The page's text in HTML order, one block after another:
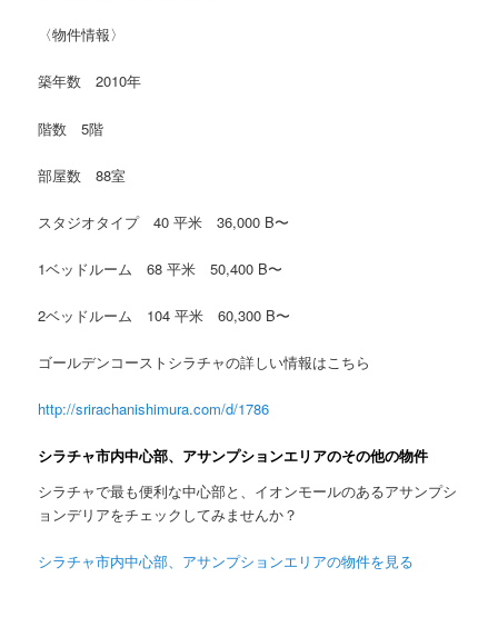
〈物件情報〉
築年数 2010年
階数 5階
部屋数 88室
スタジオタイプ 40 平米 36,000 B〜
1ベッドルーム 68 平米 50,400 B〜
2ベッドルーム 104 平米 60,300 B〜
ゴールデンコーストシラチャの詳しい情報はこちら
http://srirachanishimura.com/d/1786
シラチャ市内中心部、アサンプションエリアのその他の物件
シラチャで最も便利な中心部と、イオンモールのあるアサンプシ
ョンデリアをチェックしてみませんか？
シラチャ市内中心部、アサンプションエリアの物件を見る